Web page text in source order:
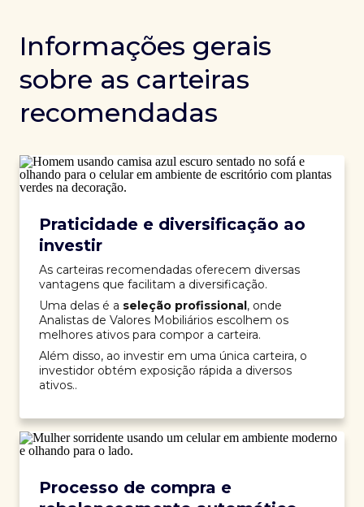
Informações gerais
sobre as carteiras
recomendadas
Praticidade e diversificação ao
investir
As carteiras recomendadas oferecem diversas
vantagens que facilitam a diversificação.
Uma delas é a seleção profissional, onde
Analistas de Valores Mobiliários escolhem os
melhores ativos para compor a carteira.
Além disso, ao investir em uma única carteira, o
investidor obtém exposição rápida a diversos
ativos..
Processo de compra e